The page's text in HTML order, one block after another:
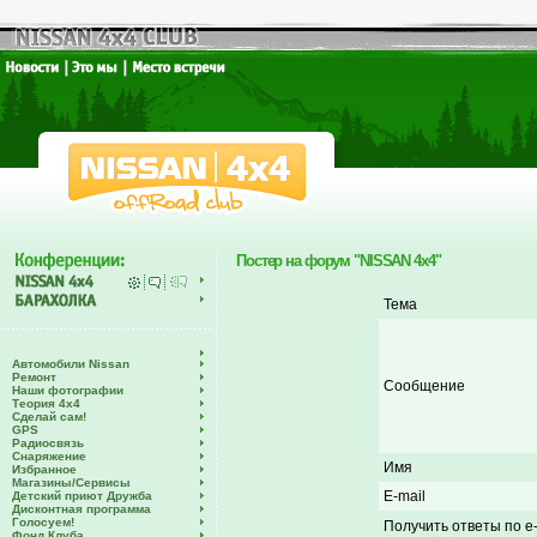
Автомобили Nissan
Ремонт
Наши фотографии
Теория 4х4
Сделай сам!
GPS
Радиосвязь
Снаряжение
Избранное
Магазины/Сервисы
Детский приют Дружба
Дисконтная программа
Голосуем!
Постер на форум "NISSAN 4x4"
Тема
Сообщение
Имя
E-mail
Получить ответы по